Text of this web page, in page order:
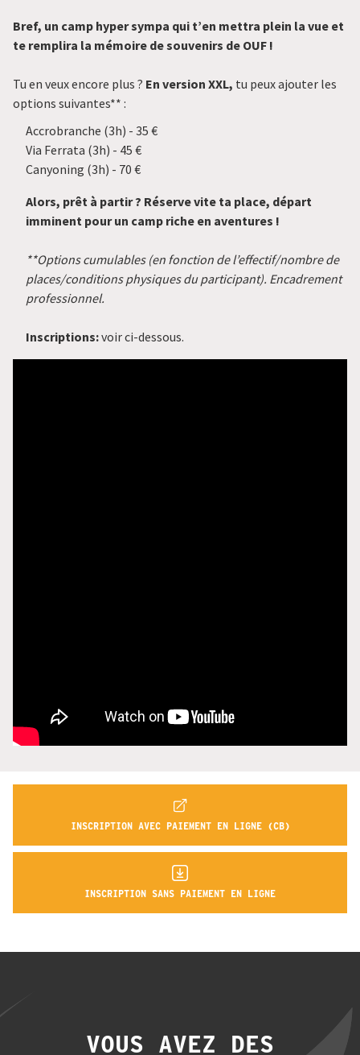
Bref, un camp hyper sympa qui t’en mettra plein la vue et
te remplira la mémoire de souvenirs de OUF !
Tu en veux encore plus ? En version XXL, tu peux ajouter les
options suivantes** :
Accrobranche (3h) - 35 €
Via Ferrata (3h) - 45 €
Alors, prêt à partir ? Réserve vite ta place, départ
imminent pour un camp riche en aventures !
**Options cumulables (en fonction de l’effectif/nombre de
places/conditions physiques du participant). Encadrement
professionnel.
Inscriptions:voir ci-dessous.
INSCRIPTION AVEC PAIEMENT EN LIGNE (CB)
INSCRIPTION SANS PAIEMENT EN LIGNE
VOUS AVEZ DES